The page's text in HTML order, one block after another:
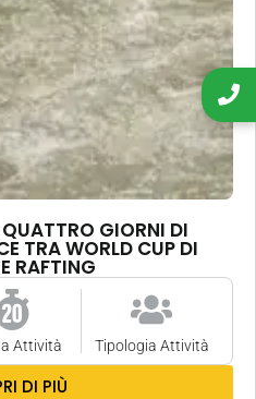
GIORNI DI
TRA WORLD CUP DI
RAFTING
Attività Tipologia Attività
DI PIÙ